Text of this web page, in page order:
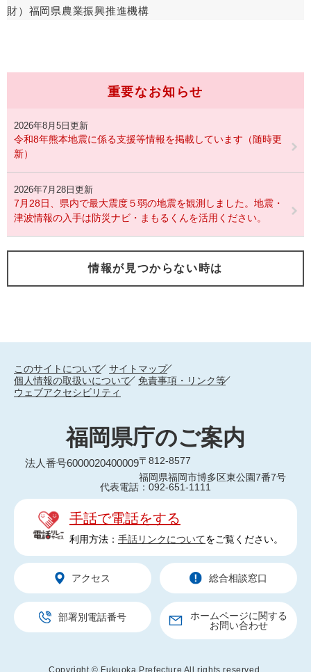
財）福岡県農業振興推進機構
重要なお知らせ
2026年8月5日更新
令和8年熊本地震に係る支援等情報を掲載しています（随時更
新）
2026年7月28日更新
7月28日、県内で最大震度５弱の地震を観測しました。地震・
津波情報の入手は防災ナビ・まもるくんを活用ください。
情報が見つからない時は
このサイトについて
サイトマップ
個人情報の取扱いについて
免責事項・リンク等
ウェブアクセシビリティ
福岡県庁のご案内
法人番号6000020400009〒812-8577
福岡県福岡市博多区東公園7番7号
代表電話：092-651-1111
手話で電話をする
利用方法： 手話リンクについてをご覧ください。
アクセス 総合相談窓口
部署別電話番号
ホームページに関する
お問い合わせ